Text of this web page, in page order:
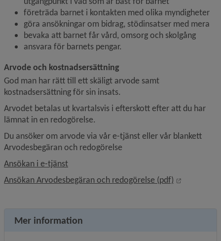
företräda barnet i kontakten med olika myndigheter
göra ansökningar om bidrag, stödinsatser med mera
bevaka att barnet får vård, omsorg och skolgång
ansvara för barnets pengar.
Arvode och kostnadsersättning
God man har rätt till ett skäligt arvode samt
kostnadsersättning för sin insats.
Arvodet betalas ut kvartalsvis i efterskott efter att du har
lämnat in en redogörelse.
Du ansöker om arvode via vår e-tjänst eller vår blankett
Arvodesbegäran och redogörelse
Ansökan i e-tjänst
Ansökan Arvodesbegäran och redogörelse (pdf)
Länk till
Mer information